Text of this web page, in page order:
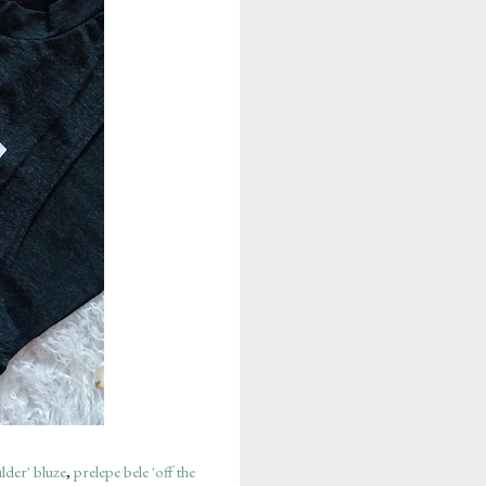
bluze, prelepe bele 'off the